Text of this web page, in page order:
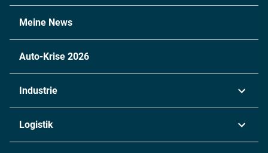
Meine News
Auto-Krise 2026
Industrie
Logistik